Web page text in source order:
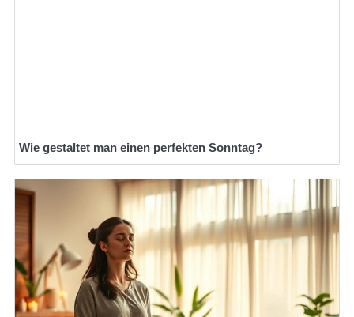
Wie gestaltet man einen perfekten Sonntag?